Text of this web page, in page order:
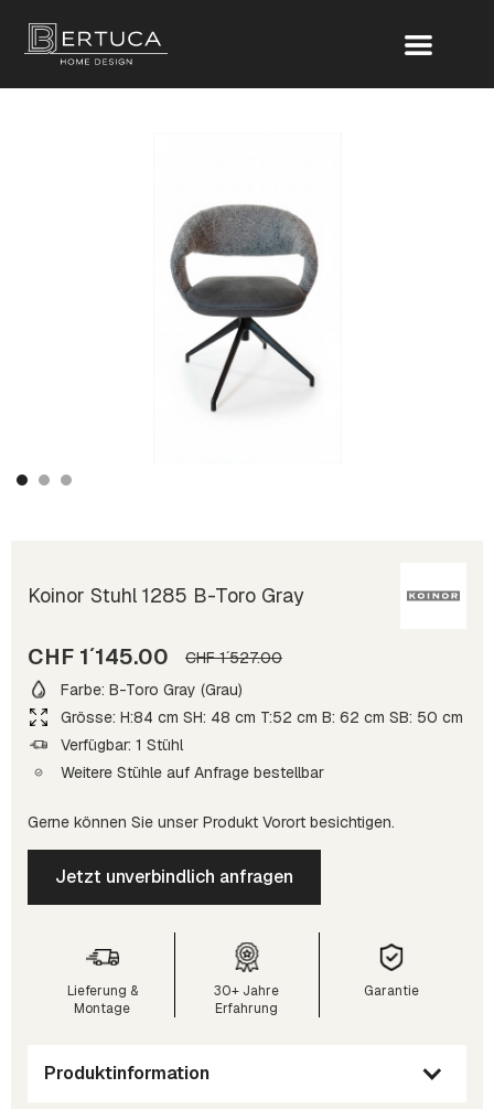
Koinor Stuhl 1285 B-Toro Gray
CHF 1´145.00
CHF 1´527.00
Farbe: B-Toro Gray (Grau)
Grösse: H:84 cm SH: 48 cm T:52 cm B: 62 cm SB: 50 cm
Verfügbar: 1 Stühl
Weitere Stühle auf Anfrage bestellbar
Gerne können Sie unser Produkt Vorort besichtigen.
Jetzt unverbindlich anfragen
Lieferung &
Montage
30+ Jahre
Erfahrung
Garantie
Produktinformation